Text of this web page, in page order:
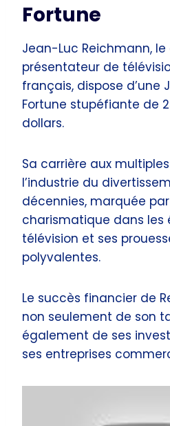
Fortune
Jean-Luc Reichmann, le
présentateur de
français, dispose d’une
Fortune stupéfiante de
dollars.
Sa carrière aux
l’industrie du
décennies, marquée
charismatique dans les
télévision et ses
polyvalentes.
Le succès financier de
non seulement de son
également de ses
ses entreprises